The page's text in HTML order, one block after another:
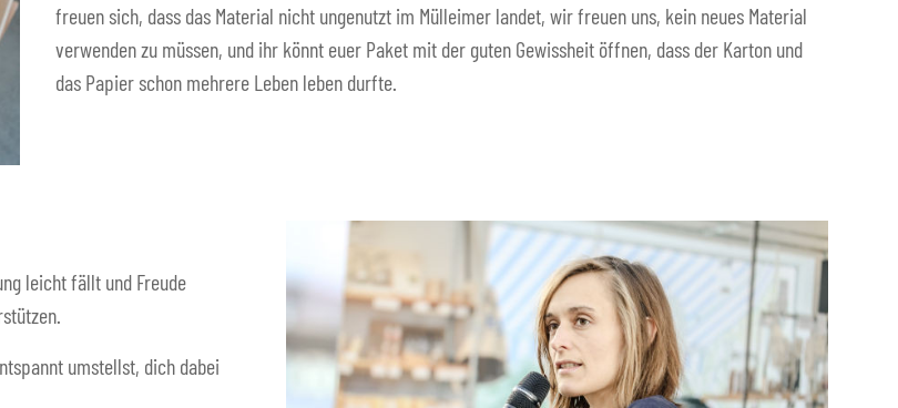
freuen sich, dass das Material nicht ungenutzt im Mülleimer landet, wir freuen uns, kein neues Material
verwenden zu müssen, und ihr könnt euer Paket mit der guten Gewissheit öffnen, dass der Karton und
das Papier schon mehrere Leben leben durfte.
leicht fällt und Freude
umstellst, dich dabei